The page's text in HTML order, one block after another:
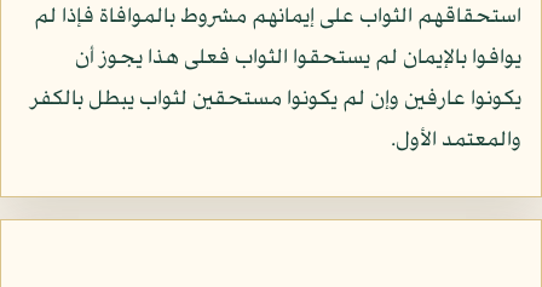
استحقاقهم الثواب على إيمانهم مشروط بالموافاة فإذا لم
يوافوا بالإيمان لم يستحقوا الثواب فعلى هذا يجوز أن
يكونوا عارفين وإن لم يكونوا مستحقين لثواب يبطل بالكفر
والمعتمد الأول.